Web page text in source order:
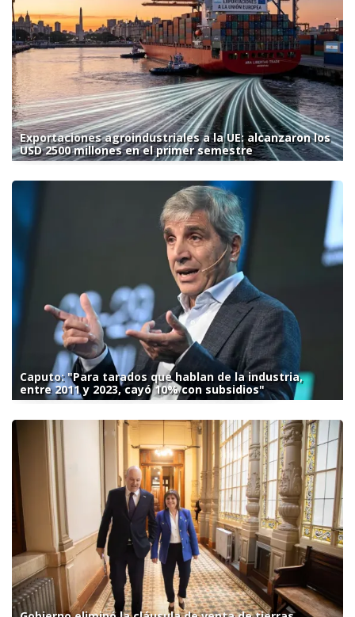
Exportaciones agroindustriales a la UE: alcanzaron los
USD 2500 millones en el primer semestre
Caputo: "Para tarados que hablan de la industria,
entre 2011 y 2023, cayó 10% con subsidios"